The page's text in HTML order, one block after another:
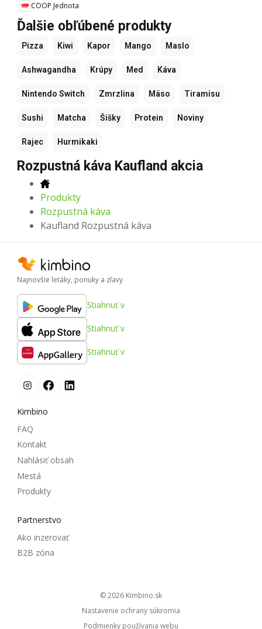
COOP Jednota
Ďalšie obľúbené produkty
Pizza Kiwi Kapor Mango Maslo
Ashwagandha Krúpy Med Káva
Nintendo Switch Zmrzlina Mäso Tiramisu
Sushi Matcha Šišky Protein Noviny
Rajec Hurmikaki
Rozpustná káva Kaufland akcia
Produkty
Rozpustná káva
Kaufland Rozpustná káva
Najnovšie letáky, ponuky a zľavy
Stiahnuť v
Stiahnuť v
Stiahnuť v
Kimbino
FAQ
Kontakt
Nahlásiť obsah
Mestá
Produkty
Partnerstvo
Ako inzerovať
B2B zóna
© 2026
kimbino.sk
Nastavenie ochrany súkromia
Podmienky používania webu